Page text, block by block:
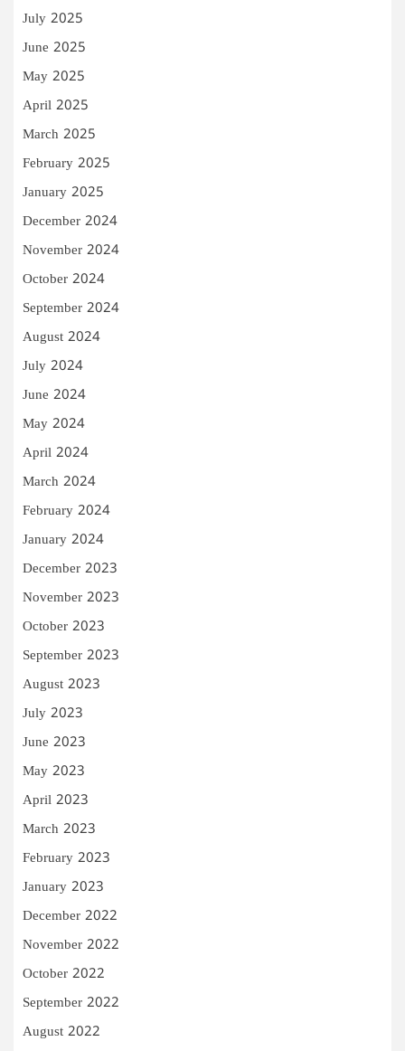
July 2025
June 2025
May 2025
April 2025
March 2025
February 2025
January 2025
December 2024
November 2024
October 2024
September 2024
August 2024
July 2024
June 2024
May 2024
April 2024
March 2024
February 2024
January 2024
December 2023
November 2023
October 2023
September 2023
August 2023
July 2023
June 2023
May 2023
April 2023
March 2023
February 2023
January 2023
December 2022
November 2022
October 2022
September 2022
August 2022